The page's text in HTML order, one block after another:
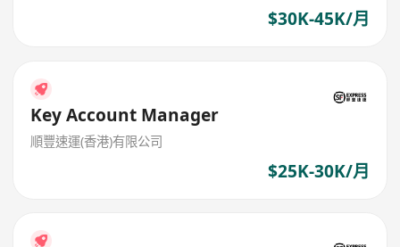
$30K-45K/月
Key Account Manager
順豐速運(香港)有限公司
$25K-30K/月